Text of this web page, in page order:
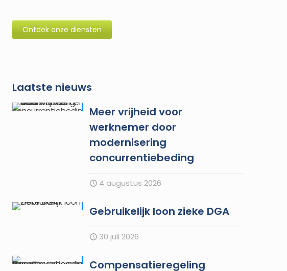
Ontdek onze diensten
Laatste nieuws
Meer vrijheid voor
werknemer door
modernisering
concurrentiebeding
4 augustus 2026
Gebruikelijk loon zieke DGA
30 juli 2026
Compensatieregeling